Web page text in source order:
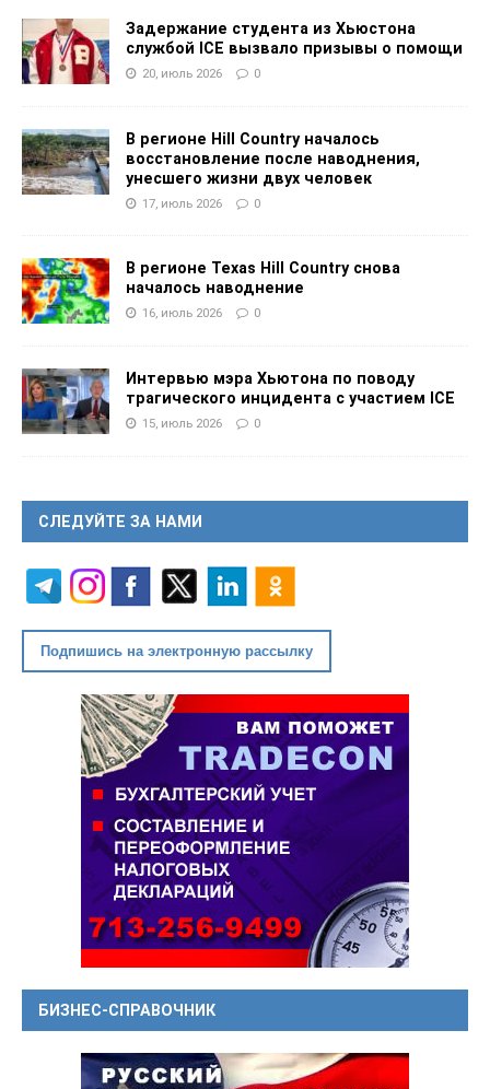
Задержание студента из Хьюстона
службой ICE вызвало призывы о помощи
20, июль 2026 0
В регионе Hill Country началось
восстановление после наводнения,
унесшего жизни двух человек
17, июль 2026 0
В регионе Texas Hill Country снова
началось наводнение
16, июль 2026 0
Интервью мэра Хьютона по поводу
трагического инцидента с участием ICE
15, июль 2026 0
СЛЕДУЙТЕ ЗА НАМИ
Подпишись на электронную рассылку
БИЗНЕС-СПРАВОЧНИК